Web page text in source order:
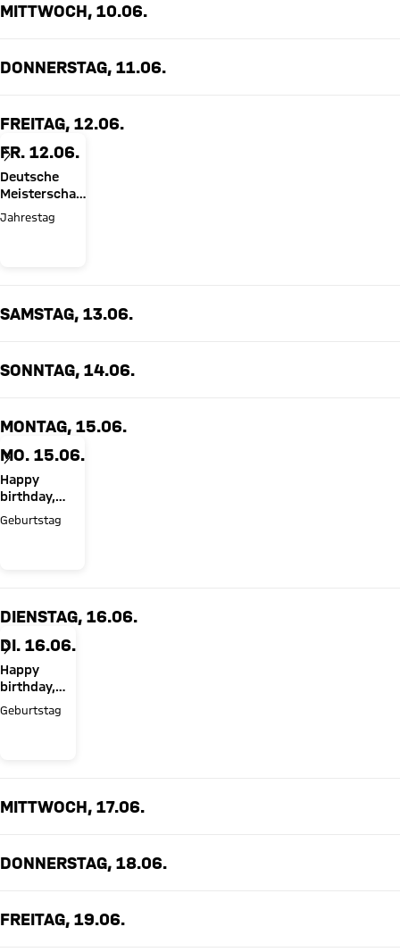
MITTWOCH, 10.06.
DONNERSTAG, 11.06.
FREITAG, 12.06.
FR. 12.06.
Deutsche
Meisterschaft
1932
Jahrestag
SAMSTAG, 13.06.
SONNTAG, 14.06.
MONTAG, 15.06.
MO. 15.06.
Happy
birthday,
Aaron Danks!
Geburtstag
DIENSTAG, 16.06.
DI. 16.06.
Happy
birthday,
Nathaniel
Geburtstag
MITTWOCH, 17.06.
DONNERSTAG, 18.06.
FREITAG, 19.06.